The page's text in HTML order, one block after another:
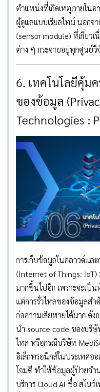
ตำแหน่งที่เกิดเหตุภายในอ
ผู้ดูแลแบบเรียลไทม์ นอกจา
(sensor module) ที่เกี่ยว
ต่าง ๆ กระจายอยู่ทุกศูนย์
6. เทคโนโลยีคุ้ม
ของข้อมูล
Technologies :
การเก็บข้อมูลในคลาวด์แล
(Internet of Things:
มากขึ้นไปอีก เพราะจะเป็
แต่การรั่วไหลของข้อมูลสำ
ก่อความเสียหายได้มาก ดั
นำ source code ของบริษั
ไหล หรือกรณีบริษัท
อิเล็กทรอนิกส์ในประเทศอ
โจมตี ทำให้ข้อมูลผู้ป่วยจ
บริการ Cloud AI ชื่อ สโน